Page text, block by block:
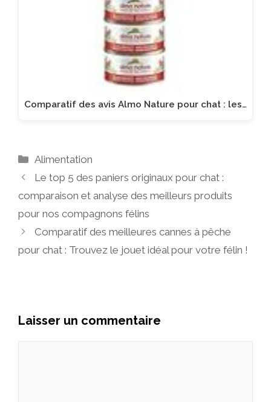
Comparatif des avis Almo Nature pour chat : les…
Catégories
Alimentation
Le top 5 des paniers originaux pour chat :
comparaison et analyse des meilleurs produits
pour nos compagnons félins
Comparatif des meilleures cannes à pêche
pour chat : Trouvez le jouet idéal pour votre félin !
Laisser un commentaire